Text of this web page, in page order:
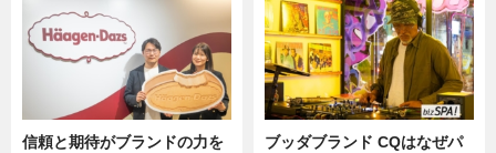
信頼と期待がブランドの力を
ブッダブランド CQはなぜパ